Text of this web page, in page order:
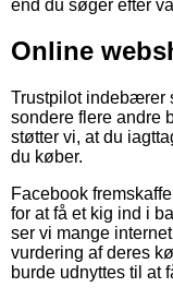
end du søger efter
Online
Trustpilot indebærer
sondere flere andre
støtter vi, at du
du køber.
Facebook
for at få et kig ind i
ser vi mange
vurdering af deres
burde udnyttes til at